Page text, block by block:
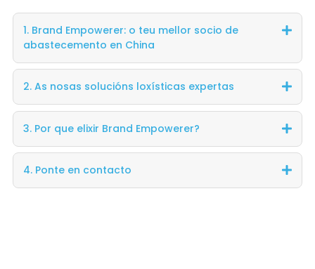
1. Brand Empowerer: o teu mellor socio de
abastecemento en China
2. As nosas solucións loxísticas expertas
3. Por que elixir Brand Empowerer?
4. Ponte en contacto